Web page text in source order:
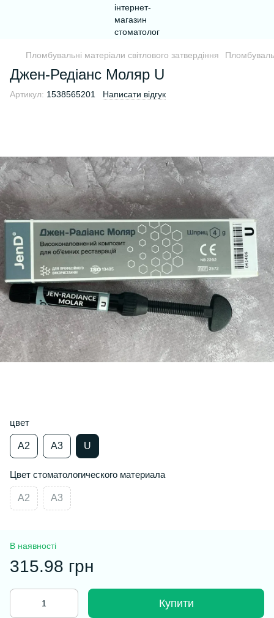
Пломбувальні матеріали світлового затвердіння
Джен-Редіанс Mоляр U
Артикул: 1538565201 Написати відгук
цвет
A2 А3 U
Цвет стоматологического материала
A2 A3
В наявності
315.98 грн
Купити